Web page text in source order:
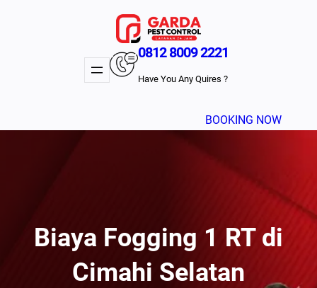
0812 8009 2221
Have You Any Quires ?
BOOKING NOW
Biaya Fogging 1 RT di
Cimahi Selatan